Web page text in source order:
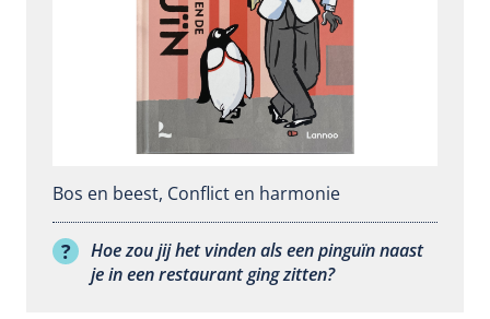
Bos en beest, Conflict en harmonie
Hoe zou jij het vinden als een pinguïn naast
je in een restaurant ging zitten?